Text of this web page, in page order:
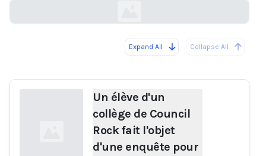
Expand All Collapse All
Un élève d'un
collège de Council
Rock fait l'objet
d'une enquête pour